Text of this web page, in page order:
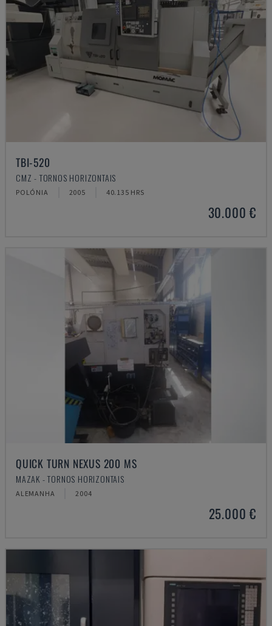
TBI-520
CMZ - TORNOS HORIZONTAIS
POLÓNIA 2005 40.135 HRS
30.000 €
QUICK TURN NEXUS 200 MS
MAZAK - TORNOS HORIZONTAIS
ALEMANHA 2004
25.000 €